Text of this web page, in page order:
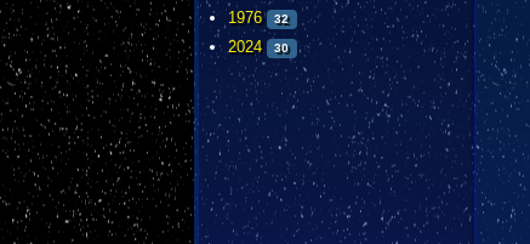
1976 32
2024 30